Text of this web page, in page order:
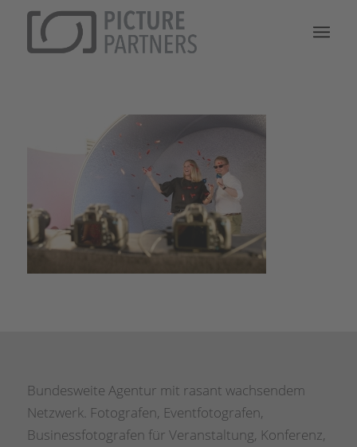
Bundesweite Agentur mit rasant wachsendem
Netzwerk. Fotografen, Eventfotografen,
Businessfotografen für Veranstaltung, Konferenz,